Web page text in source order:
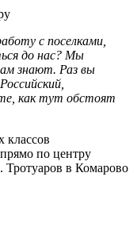
с поселками,
до нас? Мы
знают. Раз вы
как тут обстоят
классов
по центру
Тротуаров в Комарово